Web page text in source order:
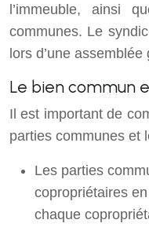
l’immeuble, ainsi
communes. Le
lors d’une assemblée
Le bien commun
Il est important de
parties communes et
Les parties
copropriétaires
chaque